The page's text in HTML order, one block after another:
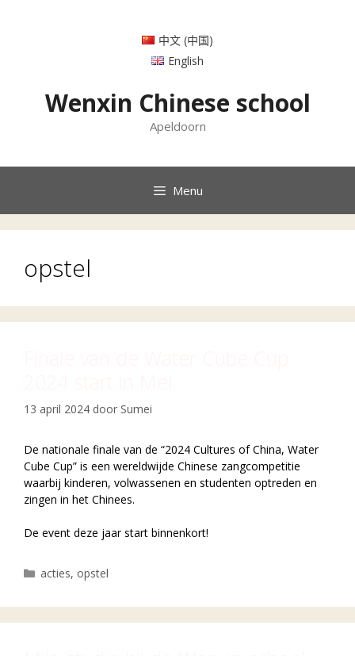
中文 (中国)
English
Wenxin Chinese school
Apeldoorn
Menu
opstel
13 april 2024 door Sumei
De nationale finale van de “2024 Cultures of China, Water
Cube Cup” is een wereldwijde Chinese zangcompetitie
waarbij kinderen, volwassenen en studenten optreden en
zingen in het Chinees.
De event deze jaar start binnenkort!
Categorieën
acties, opstel